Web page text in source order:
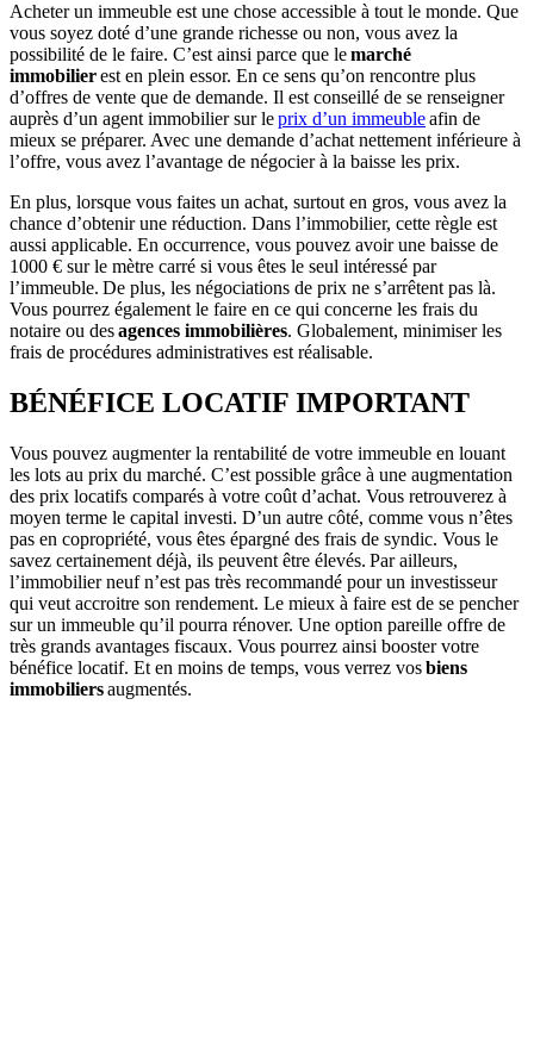
Acheter un immeuble est une chose accessible à tout le monde. Que
vous soyez doté d’une grande richesse ou non, vous avez la
possibilité de le faire. C’est ainsi parce que lemarché
immobilierest en plein essor. En ce sens qu’on rencontre plus
d’offres de vente que de demande. Il est conseillé de se renseigner
auprès d’un agent immobilier sur leprix d’un immeubleafin de
mieux se préparer. Avec une demande d’achat nettement inférieure à
l’offre, vous avez l’avantage de négocier à la baisse les prix.
En plus, lorsque vous faites un achat, surtout en gros, vous avez la
chance d’obtenir une réduction. Dans l’immobilier, cette règle est
aussi applicable. En occurrence, vous pouvez avoir une baisse de
1000 € sur le mètre carré si vous êtes le seul intéressé par
l’immeuble. De plus, les négociations de prix ne s’arrêtent pas là.
Vous pourrez également le faire en ce qui concerne les frais du
notaire ou desagences immobilières. Globalement, minimiser les
frais de procédures administratives est réalisable.
BÉNÉFICE LOCATIF IMPORTANT
Vous pouvez augmenter la rentabilité de votre immeuble en louant
les lots au prix du marché. C’est possible grâce à une augmentation
des prix locatifs comparés à votre coût d’achat. Vous retrouverez à
moyen terme le capital investi. D’un autre côté, comme vous n’êtes
pas en copropriété, vous êtes épargné des frais de syndic. Vous le
savez certainement déjà, ils peuvent être élevés. Par ailleurs,
l’immobilier neuf n’est pas très recommandé pour un investisseur
qui veut accroitre son rendement. Le mieux à faire est de se pencher
sur un immeuble qu’il pourra rénover. Une option pareille offre de
très grands avantages fiscaux. Vous pourrez ainsi booster votre
bénéfice locatif. Et en moins de temps, vous verrez vosbiens
immobiliersaugmentés.